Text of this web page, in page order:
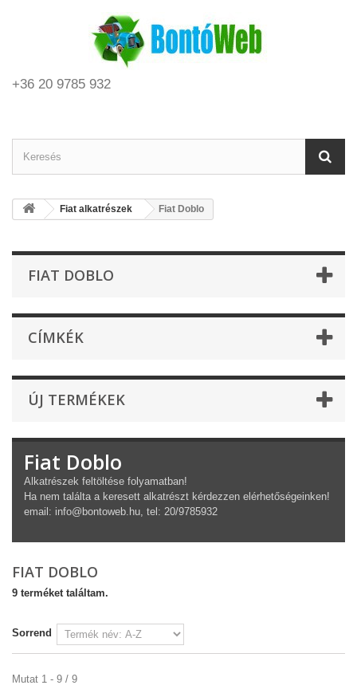
+36 20 9785 932
Fiat alkatrészek Fiat Doblo
FIAT DOBLO
CÍMKÉK
ÚJ TERMÉKEK
Fiat Doblo
Alkatrészek feltöltése folyamatban!
Ha nem találta a keresett alkatrészt kérdezzen elérhetőségeinken!
email: info@bontoweb.hu, tel: 20/9785932
FIAT DOBLO
9 terméket találtam.
Sorrend
Mutat 1 - 9 / 9